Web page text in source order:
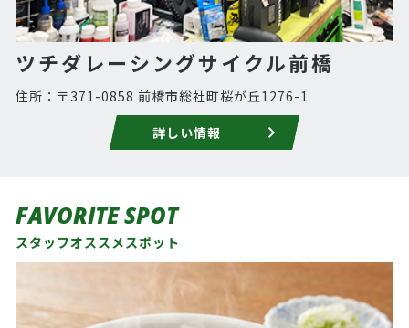
ツチダレーシングサイクル前橋
住所：〒371-0858 前橋市総社町桜が丘1276-1
詳しい情報
FAVORITE SPOT
スタッフオススメスポット